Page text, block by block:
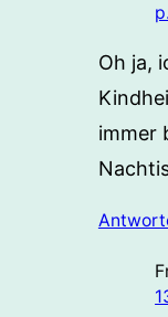
Oh ja,
immer